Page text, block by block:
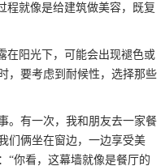
程就像是给建筑做美容，既复
在阳光下，可能会出现褪色或
，要考虑到耐候性，选择那些
。有一次，我和朋友去一家餐
们俩坐在窗边，一边享受美
“你看，这幕墙就像是餐厅的